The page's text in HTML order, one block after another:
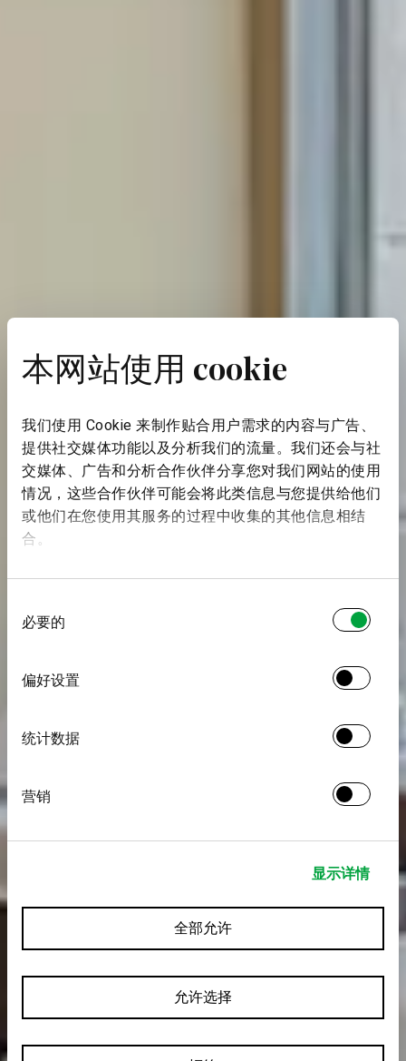
本网站使用 cookie
我们使用 Cookie 来制作贴合用户需求的内容与广告、
提供社交媒体功能以及分析我们的流量。我们还会与社
交媒体、广告和分析合作伙伴分享您对我们网站的使用
情况，这些合作伙伴可能会将此类信息与您提供给他们
或他们在您使用其服务的过程中收集的其他信息相结
合。
必要的
偏好设置
统计数据
营销
显示详情
全部允许
允许选择